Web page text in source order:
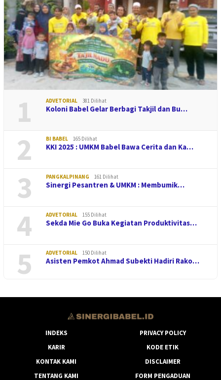
1 ADVETORIAL 381 Dilihat
Koloni Babel Gelar Berbagi Takjil dan Bu…
2 BI BABEL 165 Dilihat
KKI 2025 : UMKM Babel Bawa Cerita dan Ka…
3 PANGKALPINANG 161 Dilihat
Sinergi Pesantren & UMKM : Membumik…
4 ADVETORIAL 155 Dilihat
Sekda Mie Go Buka Kegiatan Produktivitas…
5 ADVETORIAL 150 Dilihat
Asisten Pemkot Ahmad Subekti Hadiri Rako…
INDEKS
PRIVACY POLICY
KARIR
KODE ETIK
KONTAK KAMI
DISCLAIMER
TENTANG KAMI
FORM PENGADUAN